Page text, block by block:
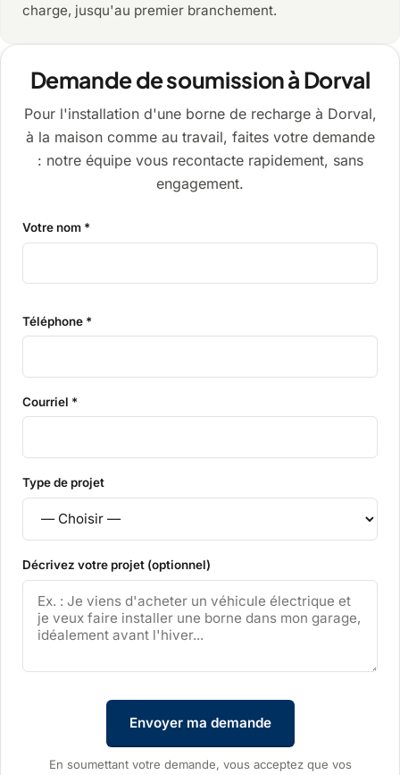
charge, jusqu'au premier branchement.
Demande de soumission à Dorval
Pour l'installation d'une borne de recharge à Dorval,
à la maison comme au travail, faites votre demande
: notre équipe vous recontacte rapidement, sans
engagement.
Votre nom *
Téléphone *
Courriel *
Type de projet
Décrivez votre projet (optionnel)
Envoyer ma demande
En soumettant votre demande, vous acceptez que vos